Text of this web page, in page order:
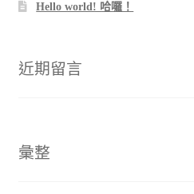
Hello world! 哈囉！
近期留言
彙整